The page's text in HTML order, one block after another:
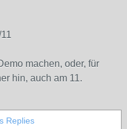
machen, oder, für
hin, auch am 11.
Replies